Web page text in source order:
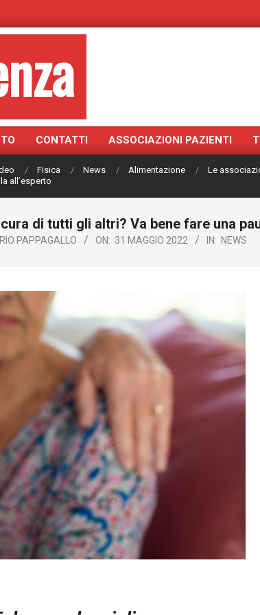
CONTATTI ASSOCIAZIONI PAZIENTI
Fisica News Alimentazione
Le
all’esperto
di tutti gli altri? Va bene fare una
PAPPAGALLO ON: 31 MAGGIO 2022 IN: NEWS